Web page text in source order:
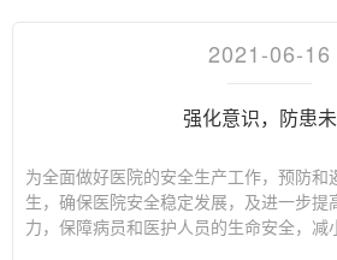
色，主要包括全科门诊、健康管理、日间
2021-06-16
强化意识，防患
为全面做好医院的安全生产工作，预防和
生，确保医院安全稳定发展，及进一步提
力，保障病员和医护人员的生命安全，